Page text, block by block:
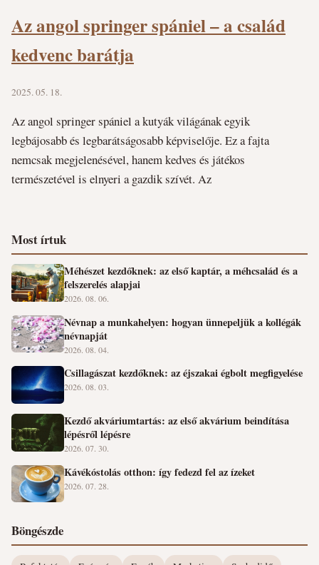
Az angol springer spániel – a család
kedvenc barátja
2025. 05. 18.
Az angol springer spániel a kutyák világának egyik
legbájosabb és legbarátságosabb képviselője. Ez a fajta
nemcsak megjelenésével, hanem kedves és játékos
természetével is elnyeri a gazdik szívét. Az
Most írtuk
Méhészet kezdőknek: az első kaptár, a méhcsalád és a
felszerelés alapjai
2026. 08. 06.
Névnap a munkahelyen: hogyan ünnepeljük a kollégák
névnapját
2026. 08. 04.
Csillagászat kezdőknek: az éjszakai égbolt megfigyelése
2026. 08. 03.
Kezdő akváriumtartás: az első akvárium beindítása
lépésről lépésre
2026. 07. 30.
Kávékóstolás otthon: így fedezd fel az ízeket
2026. 07. 28.
Böngészde